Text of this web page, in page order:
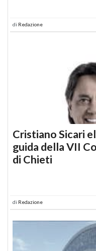
di Redazione
Cristiano Sicari
guida della VII
di Chieti
di Redazione